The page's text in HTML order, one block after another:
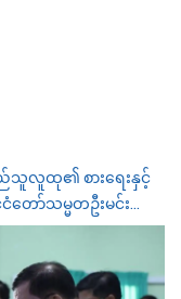
သူလူထု၏ စားရေးနှင့်
ော်သမ္မတဦးမင်း